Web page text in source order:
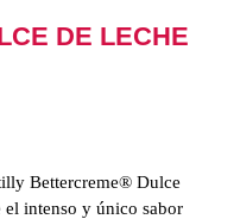
DE LECHE
Bettercreme® Dulce
intenso y único sabor